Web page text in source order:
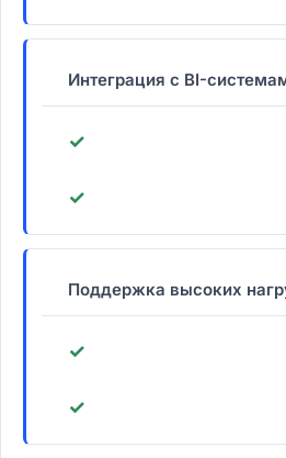
Интеграция с BI-
✓
✓
Поддержка высоких
✓
✓